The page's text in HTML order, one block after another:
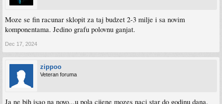
Moze se fin racunar sklopit za taj budzet 2-3 milje i sa novim
komponentama. Jedino grafu polovnu ganjat.
Dec 17, 2024
zippoo
Veteran foruma
Ja ne bih isao na novo...u pola cijene mozes naci star do godinu dana.